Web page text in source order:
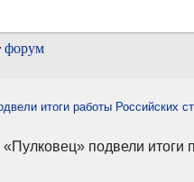
форум
итоги работы Российских
подвели итоги